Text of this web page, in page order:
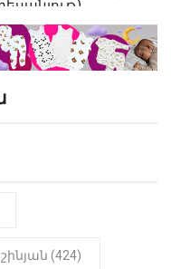
10:52
փոխարեն
երկու
Իշխան
22:01(424)